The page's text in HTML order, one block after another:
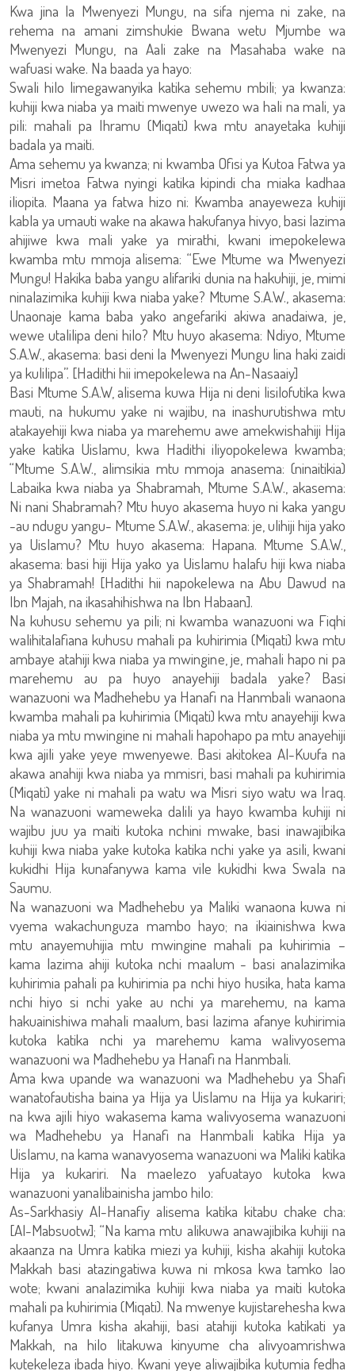
Kwa jina la Mwenyezi Mungu, na sifa njema ni zake, na
rehema na amani zimshukie Bwana wetu Mjumbe wa
Mwenyezi Mungu, na Aali zake na Masahaba wake na
wafuasi wake. Na baada ya hayo:
Swali hilo limegawanyika katika sehemu mbili; ya kwanza:
kuhiji kwa niaba ya maiti mwenye uwezo wa hali na mali, ya
pili: mahali pa Ihramu (Miqati) kwa mtu anayetaka kuhiji
badala ya maiti.
Ama sehemu ya kwanza; ni kwamba Ofisi ya Kutoa Fatwa ya
Misri imetoa Fatwa nyingi katika kipindi cha miaka kadhaa
iliopita. Maana ya fatwa hizo ni: Kwamba anayeweza kuhiji
kabla ya umauti wake na akawa hakufanya hivyo, basi lazima
ahijiwe kwa mali yake ya mirathi, kwani imepokelewa
kwamba mtu mmoja alisema: “Ewe Mtume wa Mwenyezi
Mungu! Hakika baba yangu alifariki dunia na hakuhiji, je, mimi
ninalazimika kuhiji kwa niaba yake? Mtume S.A.W., akasema:
Unaonaje kama baba yako angefariki akiwa anadaiwa, je,
wewe utalilipa deni hilo? Mtu huyo akasema: Ndiyo, Mtume
S.A.W., akasema: basi deni la Mwenyezi Mungu lina haki zaidi
ya kulilipa”. [Hadithi hii imepokelewa na An-Nasaaiy]
Basi Mtume S.A.W, alisema kuwa Hija ni deni lisilofutika kwa
mauti, na hukumu yake ni wajibu, na inashurutishwa mtu
atakayehiji kwa niaba ya marehemu awe amekwishahiji Hija
yake katika Uislamu, kwa Hadithi iliyopokelewa kwamba;
“Mtume S.A.W., alimsikia mtu mmoja anasema: (ninaitikia)
Labaika kwa niaba ya Shabramah, Mtume S.A.W., akasema:
Ni nani Shabramah? Mtu huyo akasema huyo ni kaka yangu
-au ndugu yangu- Mtume S.A.W., akasema: je, ulihiji hija yako
ya Uislamu? Mtu huyo akasema: Hapana. Mtume S.A.W.,
akasema: basi hiji Hija yako ya Uislamu halafu hiji kwa niaba
ya Shabramah! [Hadithi hii napokelewa na Abu Dawud na
Ibn Majah, na ikasahihishwa na Ibn Habaan].
Na kuhusu sehemu ya pili; ni kwamba wanazuoni wa Fiqhi
walihitalafiana kuhusu mahali pa kuhirimia (Miqati) kwa mtu
ambaye atahiji kwa niaba ya mwingine, je, mahali hapo ni pa
marehemu au pa huyo anayehiji badala yake? Basi
wanazuoni wa Madhehebu ya Hanafi na Hanmbali wanaona
kwamba mahali pa kuhirimia (Miqati) kwa mtu anayehiji kwa
niaba ya mtu mwingine ni mahali hapohapo pa mtu anayehiji
kwa ajili yake yeye mwenyewe. Basi akitokea Al-Kuufa na
akawa anahiji kwa niaba ya mmisri, basi mahali pa kuhirimia
(Miqati) yake ni mahali pa watu wa Misri siyo watu wa Iraq.
Na wanazuoni wameweka dalili ya hayo kwamba kuhiji ni
wajibu juu ya maiti kutoka nchini mwake, basi inawajibika
kuhiji kwa niaba yake kutoka katika nchi yake ya asili, kwani
kukidhi Hija kunafanywa kama vile kukidhi kwa Swala na
Saumu.
Na wanazuoni wa Madhehebu ya Maliki wanaona kuwa ni
vyema wakachunguza mambo hayo; na ikiainishwa kwa
mtu anayemuhijia mtu mwingine mahali pa kuhirimia –
kama lazima ahiji kutoka nchi maalum - basi analazimika
kuhirimia pahali pa kuhirimia pa nchi hiyo husika, hata kama
nchi hiyo si nchi yake au nchi ya marehemu, na kama
hakuainishiwa mahali maalum, basi lazima afanye kuhirimia
kutoka katika nchi ya marehemu kama walivyosema
wanazuoni wa Madhehebu ya Hanafi na Hanmbali.
Ama kwa upande wa wanazuoni wa Madhehebu ya Shafi
wanatofautisha baina ya Hija ya Uislamu na Hija ya kukariri;
na kwa ajili hiyo wakasema kama walivyosema wanazuoni
wa Madhehebu ya Hanafi na Hanmbali katika Hija ya
Uislamu, na kama wanavyosema wanazuoni wa Maliki katika
Hija ya kukariri. Na maelezo yafuatayo kutoka kwa
wanazuoni yanalibainisha jambo hilo:
As-Sarkhasiy Al-Hanafiy alisema katika kitabu chake cha:
[Al-Mabsuotw]; “Na kama mtu alikuwa anawajibika kuhiji na
akaanza na Umra katika miezi ya kuhiji, kisha akahiji kutoka
Makkah basi atazingatiwa kuwa ni mkosa kwa tamko lao
wote; kwani analazimika kuhiji kwa niaba ya maiti kutoka
mahali pa kuhirimia (Miqati). Na mwenye kujistarehesha kwa
kufanya Umra kisha akahiji, basi atahiji kutoka katikati ya
Makkah, na hilo litakuwa kinyume cha alivyoamrishwa
kutekeleza ibada hiyo. Kwani yeye aliwajibika kutumia fedha